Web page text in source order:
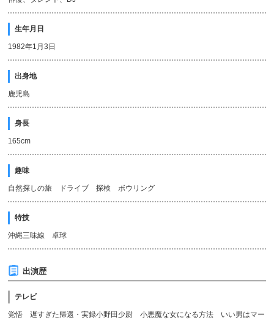
生年月日
1982年1月3日
出身地
鹿児島
身長
165cm
趣味
自然探しの旅 ドライブ 探検 ボウリング
特技
沖縄三味線 卓球
出演歴
テレビ
覚悟 遅すぎた帰還・実録小野田少尉 小悪魔な女になる方法 いい男はマー